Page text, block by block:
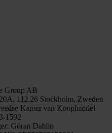
Group AB
112 26 Stockholm, Zweden
Kamer van Koophandel
1592
Göran Dahlin